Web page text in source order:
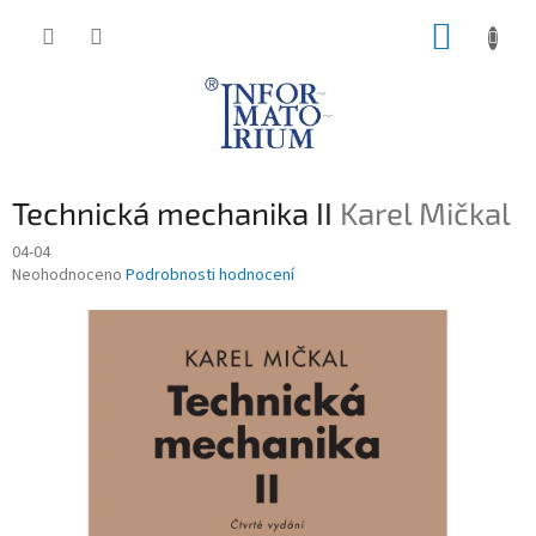
Technická mechanika II Karel Mičkal
04-04
Průměrné
Neohodnoceno Podrobnosti hodnocení